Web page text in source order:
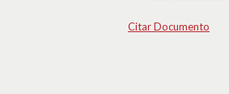
Citar Documento